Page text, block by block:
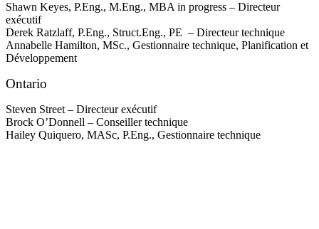
Shawn Keyes, P.Eng., M.Eng., MBA in progress – Directeur
exécutif
Derek Ratzlaff, P.Eng., Struct.Eng., PE – Directeur technique
Annabelle Hamilton, MSc., Gestionnaire technique, Planification et
Développement
Ontario
Steven Street – Directeur exécutif
Brock O’Donnell – Conseiller technique
Hailey Quiquero, MASc, P.Eng., Gestionnaire technique